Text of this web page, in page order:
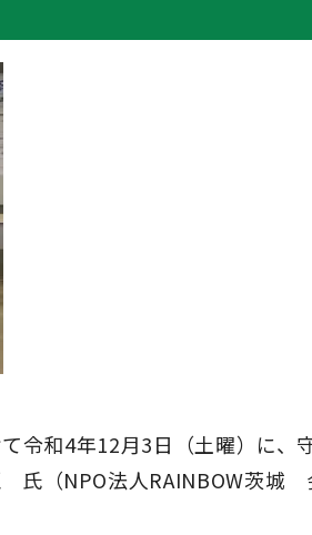
令和4年12月3日（土曜）に、
（NPO法人RAINBOW茨城